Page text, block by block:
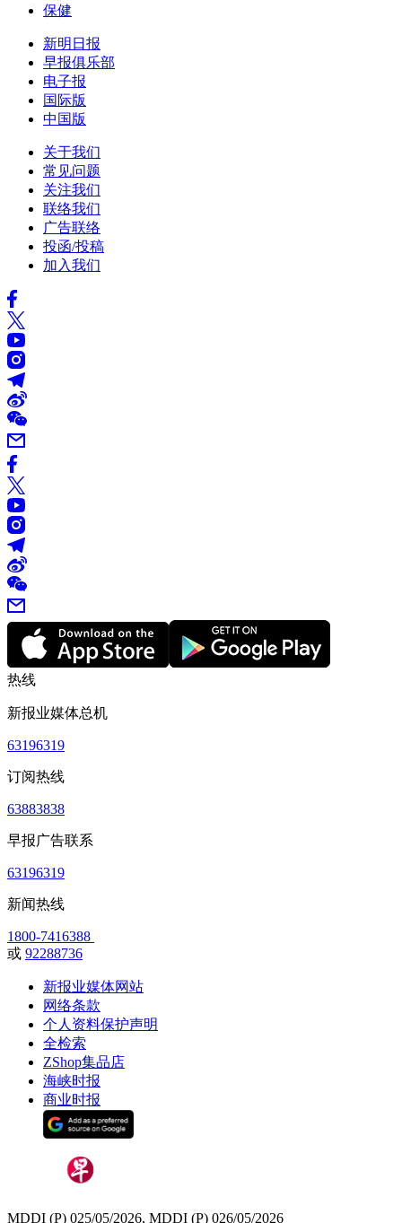
保健
新明日报
早报俱乐部
电子报
国际版
中国版
关于我们
常见问题
关注我们
联络我们
广告联络
投函/投稿
加入我们
热线
新报业媒体总机
63196319
订阅热线
63883838
早报广告联系
63196319
新闻热线
1800-7416388
或 92288736
新报业媒体网站
网络条款
个人资料保护声明
全检索
ZShop集品店
海峡时报
商业时报
MDDI (P) 025/05/2026, MDDI (P) 026/05/2026